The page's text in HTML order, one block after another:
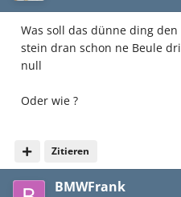
Was soll das dünne ding
stein dran schon ne Beule
null
Oder wie ?
Zitieren
BMWFrank